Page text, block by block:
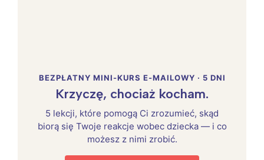
BEZPŁATNY MINI-KURS E-MAILOWY · 5 DNI
Krzyczę, chociaż kocham.
5 lekcji, które pomogą Ci zrozumieć, skąd
biorą się Twoje reakcje wobec dziecka — i co
możesz z nimi zrobić.